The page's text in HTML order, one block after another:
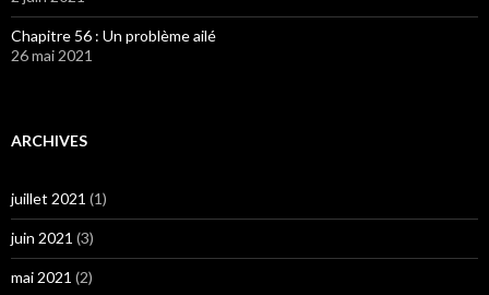
Chapitre 56 : Un problème ailé
26 mai 2021
ARCHIVES
juillet 2021 (1)
juin 2021 (3)
mai 2021 (2)